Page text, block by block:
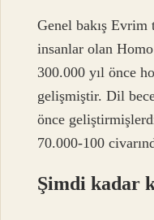
Genel bakış
insanlar olan
300.000 yıl önce
gelişmiştir. Dil
önce
70.000-100
Şimdi kadar